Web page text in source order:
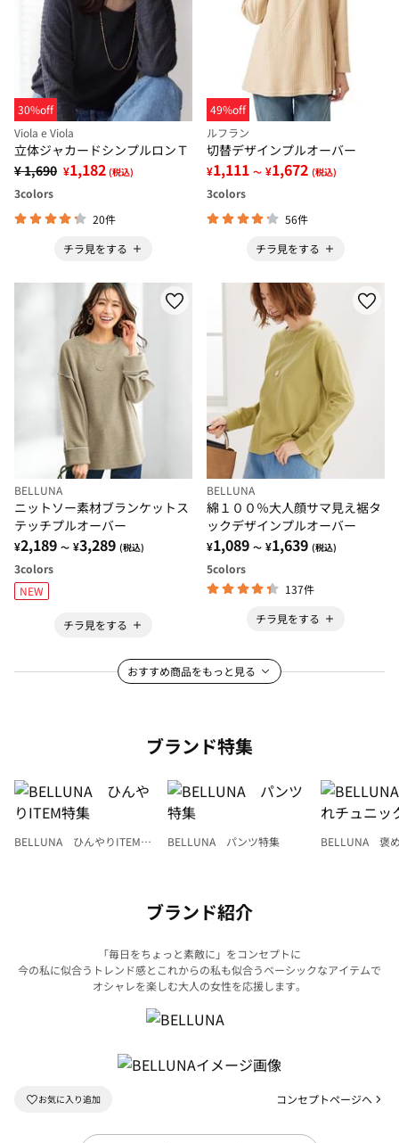
30%off
Viola e Viola
立体ジャカードシンプルロンＴ
¥ 1,690 ¥1,182 (税込)
3colors
20件
チラ見をする
49%off
ルフラン
切替デザインプルオーバー
¥1,111 ～ ¥1,672 (税込)
3colors
56件
チラ見をする
BELLUNA
ニットソー素材ブランケットス
テッチプルオーバー
¥2,189 ～ ¥3,289 (税込)
3colors
NEW
チラ見をする
BELLUNA
綿１００％大人顔サマ見え裾タ
ックデザインプルオーバー
¥1,089 ～ ¥1,639 (税込)
5colors
137件
チラ見をする
おすすめ商品をもっと見る
ブランド特集
BELLUNA ひんやりITEM特
BELLUNA パンツ特集
BELLUNA 褒
ブランド紹介
「毎日をちょっと素敵に」をコンセプトに
今の私に似合うトレンド感とこれからの私も似合うベーシックなアイテムで
オシャレを楽しむ大人の女性を応援します。
コンセプトページへ